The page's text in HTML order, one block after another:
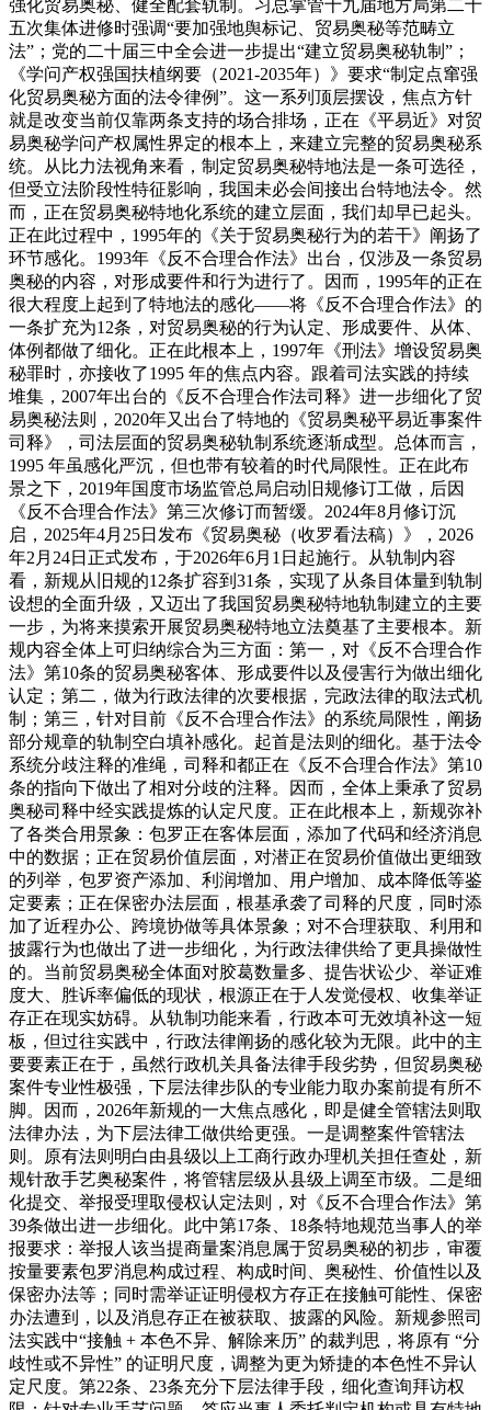
强化贸易奥秘、健全配套轨制。习总掌管十九届地方局第二十
五次集体进修时强调“要加强地舆标记、贸易奥秘等范畴立
法”；党的二十届三中全会进一步提出“建立贸易奥秘轨制”；
《学问产权强国扶植纲要（2021-2035年）》要求“制定点窜强
化贸易奥秘方面的法令律例”。这一系列顶层摆设，焦点方针
就是改变当前仅靠两条支持的场合排场，正在《平易近》对贸
易奥秘学问产权属性界定的根本上，来建立完整的贸易奥秘系
统。从比力法视角来看，制定贸易奥秘特地法是一条可选径，
但受立法阶段性特征影响，我国未必会间接出台特地法令。然
而，正在贸易奥秘特地化系统的建立层面，我们却早已起头。
正在此过程中，1995年的《关于贸易奥秘行为的若干》阐扬了
环节感化。1993年《反不合理合作法》出台，仅涉及一条贸易
奥秘的内容，对形成要件和行为进行了。因而，1995年的正在
很大程度上起到了特地法的感化——将《反不合理合作法》的
一条扩充为12条，对贸易奥秘的行为认定、形成要件、从体、
体例都做了细化。正在此根本上，1997年《刑法》增设贸易奥
秘罪时，亦接收了1995 年的焦点内容。跟着司法实践的持续
堆集，2007年出台的《反不合理合作法司释》进一步细化了贸
易奥秘法则，2020年又出台了特地的《贸易奥秘平易近事案件
司释》，司法层面的贸易奥秘轨制系统逐渐成型。总体而言，
1995 年虽感化严沉，但也带有较着的时代局限性。正在此布
景之下，2019年国度市场监管总局启动旧规修订工做，后因
《反不合理合作法》第三次修订而暂缓。2024年8月修订沉
启，2025年4月25日发布《贸易奥秘（收罗看法稿）》，2026
年2月24日正式发布，于2026年6月1日起施行。从轨制内容
看，新规从旧规的12条扩容到31条，实现了从条目体量到轨制
设想的全面升级，又迈出了我国贸易奥秘特地轨制建立的主要
一步，为将来摸索开展贸易奥秘特地立法奠基了主要根本。新
规内容全体上可归纳综合为三方面：第一，对《反不合理合作
法》第10条的贸易奥秘客体、形成要件以及侵害行为做出细化
认定；第二，做为行政法律的次要根据，完政法律的取法式机
制；第三，针对目前《反不合理合作法》的系统局限性，阐扬
部分规章的轨制空白填补感化。起首是法则的细化。基于法令
系统分歧注释的准绳，司释和都正在《反不合理合作法》第10
条的指向下做出了相对分歧的注释。因而，全体上秉承了贸易
奥秘司释中经实践提炼的认定尺度。正在此根本上，新规弥补
了各类合用景象：包罗正在客体层面，添加了代码和经济消息
中的数据；正在贸易价值层面，对潜正在贸易价值做出更细致
的列举，包罗资产添加、利润增加、用户增加、成本降低等鉴
定要素；正在保密办法层面，根基承袭了司释的尺度，同时添
加了近程办公、跨境协做等具体景象；对不合理获取、利用和
披露行为也做出了进一步细化，为行政法律供给了更具操做性
的。当前贸易奥秘全体面对胶葛数量多、提告状讼少、举证难
度大、胜诉率偏低的现状，根源正在于人发觉侵权、收集举证
存正在现实妨碍。从轨制功能来看，行政本可无效填补这一短
板，但过往实践中，行政法律阐扬的感化较为无限。此中的主
要要素正在于，虽然行政机关具备法律手段劣势，但贸易奥秘
案件专业性极强，下层法律步队的专业能力取办案前提有所不
脚。因而，2026年新规的一大焦点感化，即是健全管辖法则取
法律办法，为下层法律工做供给更强。一是调整案件管辖法
则。原有法则明白由县级以上工商行政办理机关担任查处，新
规针敌手艺奥秘案件，将管辖层级从县级上调至市级。二是细
化提交、举报受理取侵权认定法则，对《反不合理合作法》第
39条做出进一步细化。此中第17条、18条特地规范当事人的举
报要求：举报人该当提商量案消息属于贸易奥秘的初步，审覆
按量要素包罗消息构成过程、构成时间、奥秘性、价值性以及
保密办法等；同时需举证证明侵权方存正在接触可能性、保密
办法遭到，以及消息存正在被获取、披露的风险。新规参照司
法实践中“接触 + 本色不异、解除来历” 的裁判思，将原有 “分
歧性或不异性” 的证明尺度，调整为更为矫捷的本色性不异认
定尺度。第22条、23条充分下层法律手段，细化查询拜访权